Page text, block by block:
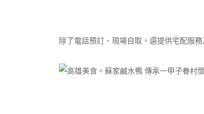
除了電話預訂、現場自取，還提供宅配服